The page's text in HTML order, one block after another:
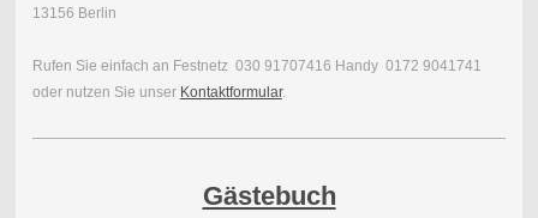
13156 Berlin
Rufen Sie einfach an Festnetz 030 91707416 Handy 0172 9041741
oder nutzen Sie unser Kontaktformular.
Gästebuch